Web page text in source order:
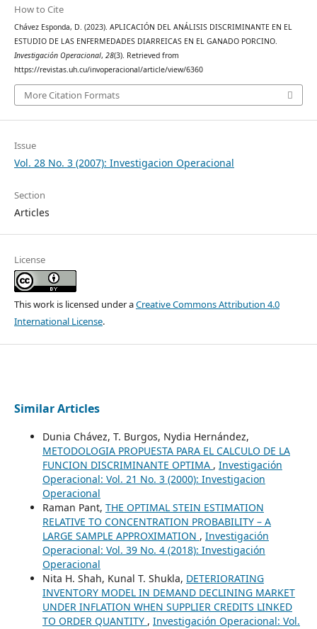
How to Cite
Chávez Esponda, D. (2023). APLICACIÓN DEL ANÁLISIS DISCRIMINANTE EN EL
ESTUDIO DE LAS ENFERMEDADES DIARREICAS EN EL GANADO PORCINO.
Investigación Operacional, 28(3). Retrieved from
https://revistas.uh.cu/invoperacional/article/view/6360
More Citation Formats
Issue
Vol. 28 No. 3 (2007): Investigacion Operacional
Section
Articles
License
This work is licensed under aCreative Commons Attribution 4.0
International License.
Similar Articles
Dunia Chávez, T. Burgos, Nydia Hernández,
METODOLOGIA PROPUESTA PARA EL CALCULO DE LA
FUNCION DISCRIMINANTE OPTIMA , Investigación
Operacional: Vol. 21 No. 3 (2000): Investigacion
Operacional
Raman Pant, THE OPTIMAL STEIN ESTIMATION
RELATIVE TO CONCENTRATION PROBABILITY – A
LARGE SAMPLE APPROXIMATION , Investigación
Operacional: Vol. 39 No. 4 (2018): Investigación
Operacional
Nita H. Shah, Kunal T. Shukla, DETERIORATING
INVENTORY MODEL IN DEMAND DECLINING MARKET
UNDER INFLATION WHEN SUPPLIER CREDITS LINKED
TO ORDER QUANTITY , Investigación Operacional: Vol.